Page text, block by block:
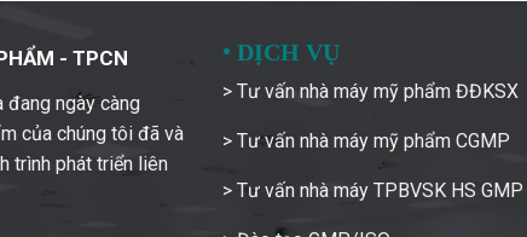
- TPCN
đang ngày càng
của chúng tôi đã và
trình phát triển liên
• DỊCH VỤ
> Tư vấn nhà máy mỹ phẩm ĐĐKSX
> Tư vấn nhà máy mỹ phẩm CGMP
> Tư vấn nhà máy TPBVSK HS GMP